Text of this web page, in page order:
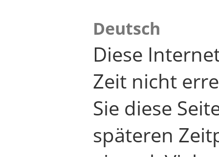
Deutsch
Diese
Zeit nicht
Sie diese
späteren